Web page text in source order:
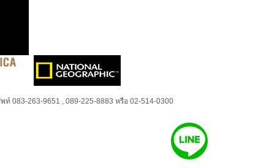
ท์ 083-263-9651 , 089-225-8883 หรือ 02-514-0300